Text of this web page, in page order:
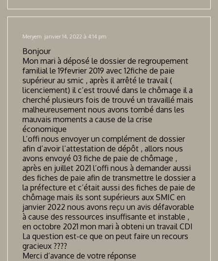
Meryem janvier 14, 2022 à 4:14 pm
Bonjour
Mon mari à déposé le dossier de regroupement
familial le 19fevrier 2019 avec 12fiche de paie
supérieur au smic , après il arrêté le travail (
licenciement) il c’est trouvé dans le chômage il a
cherché plusieurs fois de trouvé un travaillé mais
malheureusement nous avons tombé dans les
mauvais moments a cause de la crise
économique
L’offi nous envoyer un complément de dossier
afin d’avoir l’attestation de dépôt , allors nous
avons envoyé 03 fiche de paie de chômage ,
après en juillet 2021 l’offi nous à demander aussi
des fiches de paie afin de transmettre le dossier a
la préfecture et c’était aussi des fiches de paie de
chômage mais ils sont supérieurs aux SMIC en
janvier 2022 nous avons reçu un avis défavorable
à cause des ressources insuffisante et instable ,
en octobre 2021 mon mari à obteni un travail CDI
La question est-ce que on peut faire un recours
gracieux ????
Merci d’avance de votre réponse